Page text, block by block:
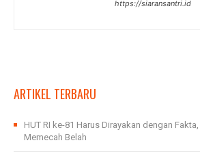
https://siaransantri.id
ARTIKEL TERBARU
HUT RI ke-81 Harus Dirayakan dengan
Memecah Belah